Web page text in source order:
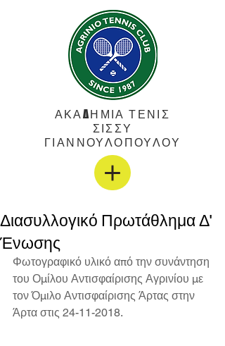
ΑΚΑΔΗΜΙΑ ΤΕΝΙΣ
ΣΙΣΣΥ
ΓΙΑΝΝΟΥΛΟΠΟΥΛΟΥ
Διασυλλογικό Πρωτάθλημα Δ'
Ένωσης
Φωτογραφικό υλικό από την συνάντηση
του Ομίλου Αντισφαίρισης Αγρινίου με
τον Όμιλο Αντισφαίρισης Άρτας στην
Άρτα στις 24-11-2018.